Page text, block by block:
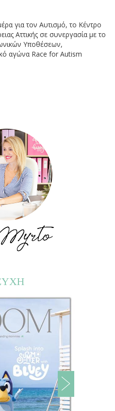
για τον Αυτισμό, το Κέντρο
Αττικής σε συνεργασία με το
Υποθέσεων,
αγώνα Race for Autism